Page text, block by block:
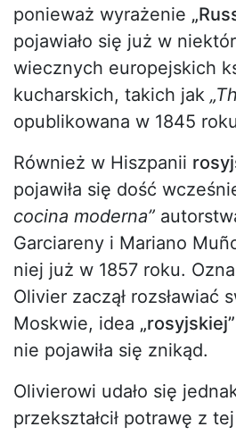
ponieważ wyrażenie
pojawiało się już w
wiecznych europejskich
kucharskich, takich jak
opublikowana w 1845
Również w Hiszpanii
pojawiła się dość
cocina moderna”
Garciareny i Mariano
niej już w 1857 roku.
Olivier zaczął rozsławiać
Moskwie, idea
nie pojawiła się znikąd.
Olivierowi udało się
przekształcił potrawę z